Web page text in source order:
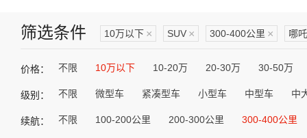
筛选条件 10万以下 × SUV × 300-400公里 × 哪
价格： 不限 10万以下 10-20万 20-30万 30-50万
级别： 不限 微型车 紧凑型车 小型车 中型车 中
续航： 不限 100-200公里 200-300公里 300-400公里